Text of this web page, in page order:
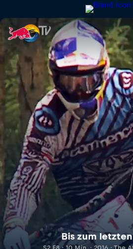
Bis zum letzten
Bis zum